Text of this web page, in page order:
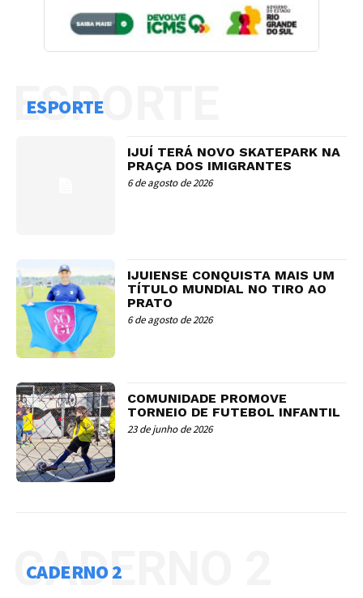
ESPORTE
ESPORTE
IJUÍ TERÁ NOVO SKATEPARK NA
PRAÇA DOS IMIGRANTES
6 de agosto de 2026
IJUIENSE CONQUISTA MAIS UM
TÍTULO MUNDIAL NO TIRO AO
PRATO
6 de agosto de 2026
COMUNIDADE PROMOVE
TORNEIO DE FUTEBOL INFANTIL
23 de junho de 2026
CADERNO 2
CADERNO 2